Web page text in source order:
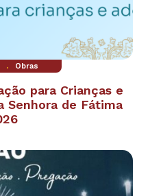
. Obras
para Crianças e
Senhora de Fátima